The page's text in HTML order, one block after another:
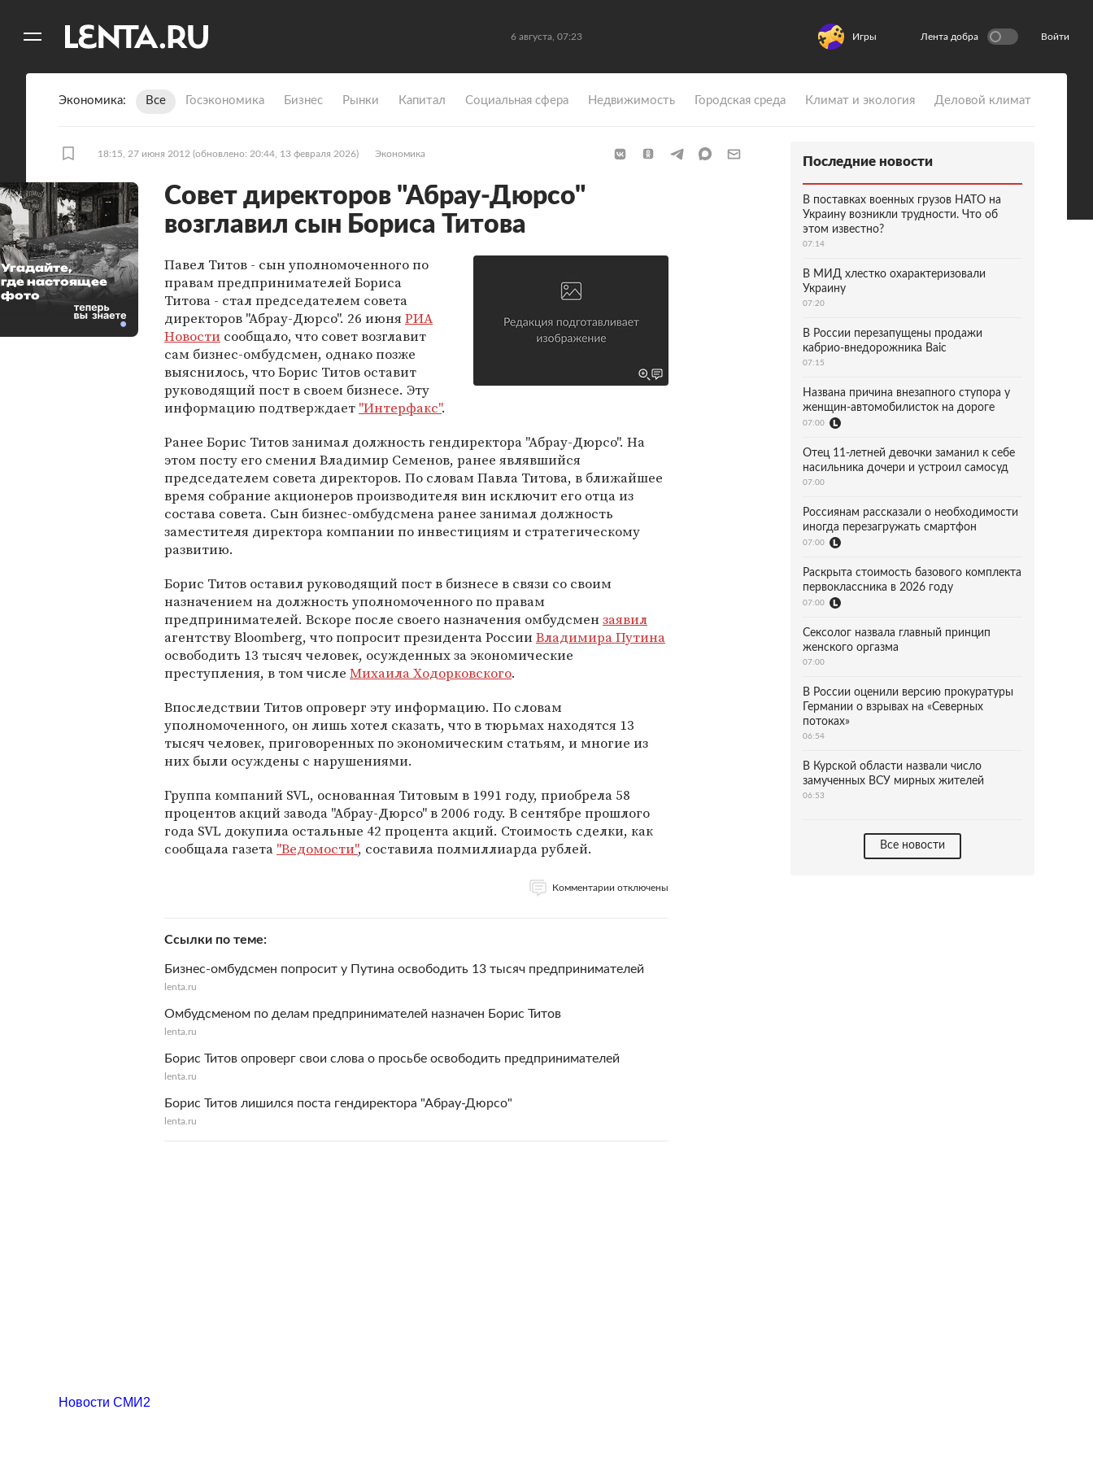
6 августа, 07:23 Игры Лента добра Войти
Экономика Все Госэкономика Бизнес Рынки Капитал Социальная сфера Недвижимость Городская среда Климат и экология Деловой климат
18:15, 27 июня 2012 (обновлено: 20:44, 13 февраля 2026) Экономика
Cовет директоров "Абрау-Дюрсо"
возглавил сын Бориса Титова
Павел Титов - сын уполномоченного по
правам предпринимателей Бориса
Титова - стал председателем совета
директоров "Абрау-Дюрсо". 26 июняРИА
Новости сообщало, что совет возглавит
сам бизнес-омбудсмен, однако позже
выяснилось, что Борис Титов оставит
руководящий пост в своем бизнесе. Эту
информацию подтверждает "Интерфакс".
Ранее Борис Титов занимал должность гендиректора "Абрау-Дюрсо". На
этом посту его сменил Владимир Семенов, ранее являвшийся
председателем совета директоров. По словам Павла Титова, в ближайшее
время собрание акционеров производителя вин исключит его отца из
состава совета. Сын бизнес-омбудсмена ранее занимал должность
заместителя директора компании по инвестициям и стратегическому
развитию.
Борис Титов оставил руководящий пост в бизнесе в связи со своим
назначением на должность уполномоченного по правам
предпринимателей. Вскоре после своего назначения омбудсмензаявил
агентству Bloomberg, что попросит президента РоссииВладимира Путина
освободить 13 тысяч человек, осужденных за экономические
преступления, в том числе Михаила Ходорковского.
Впоследствии Титов опроверг эту информацию. По словам
уполномоченного, он лишь хотел сказать, что в тюрьмах находятся 13
тысяч человек, приговоренных по экономическим статьям, и многие из
них были осуждены с нарушениями.
Группа компаний SVL, основанная Титовым в 1991 году, приобрела 58
процентов акций завода "Абрау-Дюрсо" в 2006 году. В сентябре прошлого
года SVL докупила остальные 42 процента акций. Стоимость сделки, как
сообщала газета "Ведомости", составила полмиллиарда рублей.
Комментарии отключены
Ссылки по теме
Бизнес-омбудсмен попросит у Путина освободить 13 тысяч предпринимателей
lenta.ru
Омбудсменом по делам предпринимателей назначен Борис Титов
lenta.ru
Борис Титов опроверг свои слова о просьбе освободить предпринимателей
lenta.ru
Борис Титов лишился поста гендиректора "Абрау-Дюрсо"
lenta.ru
Угадайте,
где настоящее
фото
Последние новости
В поставках военных грузов НАТО на
Украину возникли трудности. Что об
этом известно?
07:14
В МИД хлестко охарактеризовали
Украину
07:20
В России перезапущены продажи
кабрио-внедорожника Baic
07:15
Названа причина внезапного ступора у
женщин-автомобилисток на дороге
07:00
Отец 11-летней девочки заманил к себе
насильника дочери и устроил самосуд
07:00
Россиянам рассказали о необходимости
иногда перезагружать смартфон
07:00
Раскрыта стоимость базового комплекта
первоклассника в 2026 году
07:00
Сексолог назвала главный принцип
женского оргазма
07:00
В России оценили версию прокуратуры
Германии о взрывах на «Северных
потоках»
06:54
В Курской области назвали число
замученных ВСУ мирных жителей
06:53
Все новости
Новости СМИ2